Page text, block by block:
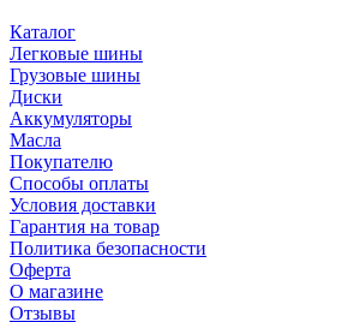
Каталог
Легковые шины
Грузовые шины
Диски
Аккумуляторы
Масла
Покупателю
Способы оплаты
Условия доставки
Гарантия на товар
Политика безопасности
Оферта
О магазине
Отзывы